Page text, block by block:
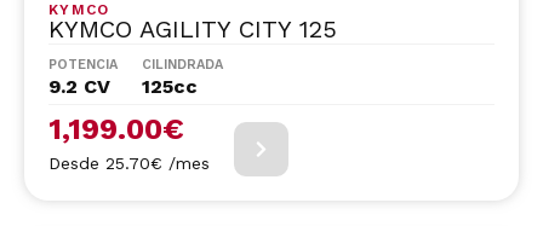
KYMCO
KYMCO AGILITY CITY 125
POTENCIA
9.2 CV
CILINDRADA
125cc
1,199.00€
Desde 25.70€ /mes